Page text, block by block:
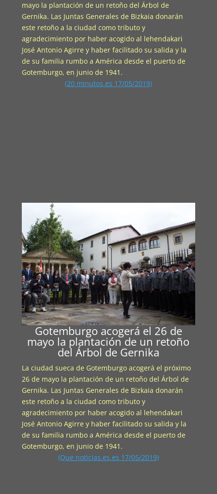
mayo la plantación de un retoño del Árbol de
Gernika. Las Juntas Generales de Bizkaia donarán
este retoño a la ciudad como tributo y
agradecimiento por haber acogido al lehendakari
José Antonio Agirre y haber facilitado su salida y la
de su familia rumbo a América desde el puerto de
Gotemburgo, en junio de 1941.
(20 minutos.es 17/05/2019)
Gotemburgo acogerá el 26 de
mayo la plantación de un retoño
del Árbol de Gernika
La ciudad sueca de Gotemburgo acogerá el próximo
26 de mayo la plantación de un retoño del Árbol de
Gernika. Las Juntas Generales de Bizkaia donarán
este retoño a la ciudad como tributo y
agradecimiento por haber acogido al lehendakari
José Antonio Agirre y haber facilitado su salida y la
de su familia rumbo a América desde el puerto de
Gotemburgo, en junio de 1941.
(Que noticias.es.es 17/05/2019)